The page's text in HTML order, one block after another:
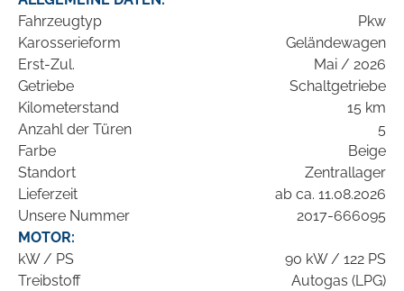
Fahrzeugtyp
Pkw
Karosserieform
Geländewagen
Erst-Zul.
Mai / 2026
Getriebe
Schaltgetriebe
Kilometerstand
15 km
Anzahl der Türen
5
Farbe
Beige
Standort
Zentrallager
Lieferzeit
ab ca. 11.08.2026
Unsere Nummer
2017-666095
MOTOR:
kW / PS
90 kW / 122 PS
Treibstoff
Autogas (LPG)